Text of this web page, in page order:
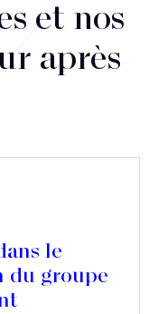
et nos
après
le
du groupe